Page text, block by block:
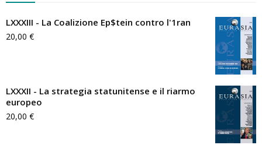
LXXXIII - La Coalizione Ep$tein contro l'1ran
20,00 €
LXXXII - La strategia statunitense e il riarmo
europeo
20,00 €